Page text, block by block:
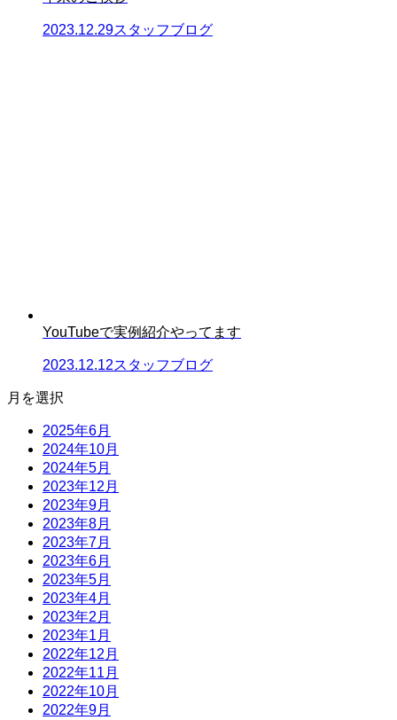
2023.12.29スタッフブログ
YouTubeで実例紹介やってます
2023.12.12スタッフブログ
月を選択
2025年6月
2024年10月
2024年5月
2023年12月
2023年9月
2023年8月
2023年7月
2023年6月
2023年5月
2023年4月
2023年2月
2023年1月
2022年12月
2022年11月
2022年10月
2022年9月